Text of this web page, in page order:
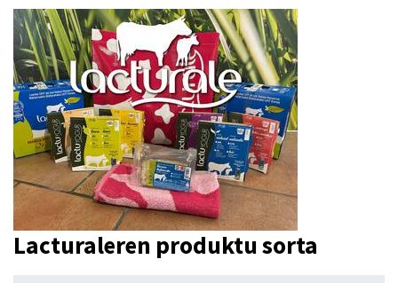
Lacturaleren produktu sorta